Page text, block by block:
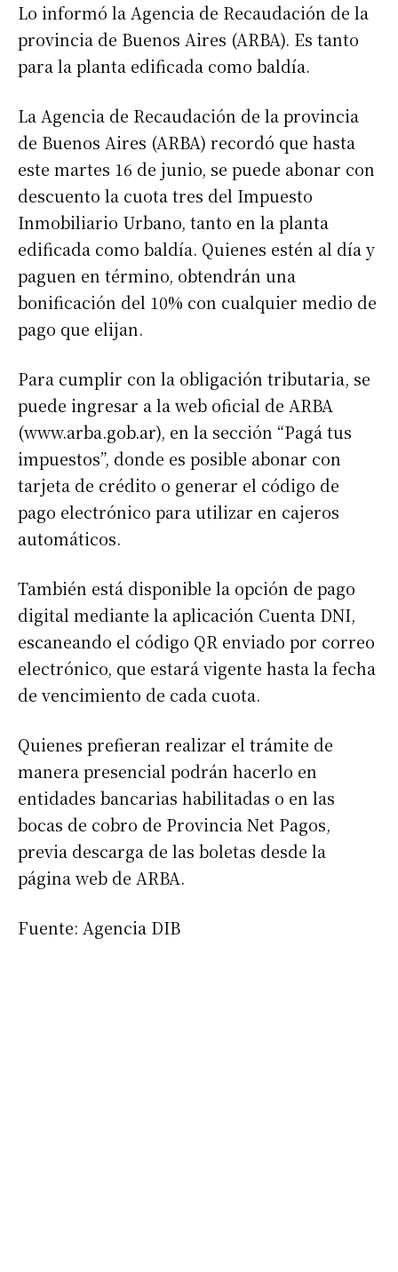
Lo informó la Agencia de Recaudación de la
provincia de Buenos Aires (ARBA). Es tanto
para la planta edificada como baldía.
La Agencia de Recaudación de la provincia
de Buenos Aires (ARBA) recordó que hasta
este martes 16 de junio, se puede abonar con
descuento la cuota tres del Impuesto
Inmobiliario Urbano, tanto en la planta
edificada como baldía. Quienes estén al día y
paguen en término, obtendrán una
bonificación del 10% con cualquier medio de
pago que elijan.
Para cumplir con la obligación tributaria, se
puede ingresar a la web oficial de ARBA
(www.arba.gob.ar), en la sección “Pagá tus
impuestos”, donde es posible abonar con
tarjeta de crédito o generar el código de
pago electrónico para utilizar en cajeros
automáticos.
También está disponible la opción de pago
digital mediante la aplicación Cuenta DNI,
escaneando el código QR enviado por correo
electrónico, que estará vigente hasta la fecha
de vencimiento de cada cuota.
Quienes prefieran realizar el trámite de
manera presencial podrán hacerlo en
entidades bancarias habilitadas o en las
bocas de cobro de Provincia Net Pagos,
previa descarga de las boletas desde la
página web de ARBA.
Fuente: Agencia DIB